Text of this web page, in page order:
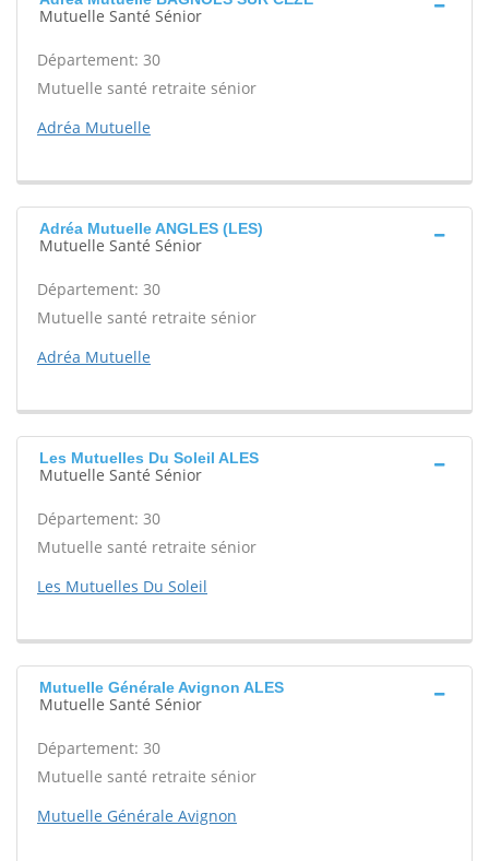
Mutuelle Santé Sénior
Département: 30
Mutuelle santé retraite sénior
Adréa Mutuelle
Adréa Mutuelle ANGLES (LES)
Mutuelle Santé Sénior
Département: 30
Mutuelle santé retraite sénior
Adréa Mutuelle
Les Mutuelles Du Soleil ALES
Mutuelle Santé Sénior
Département: 30
Mutuelle santé retraite sénior
Les Mutuelles Du Soleil
Mutuelle Générale Avignon ALES
Mutuelle Santé Sénior
Département: 30
Mutuelle santé retraite sénior
Mutuelle Générale Avignon